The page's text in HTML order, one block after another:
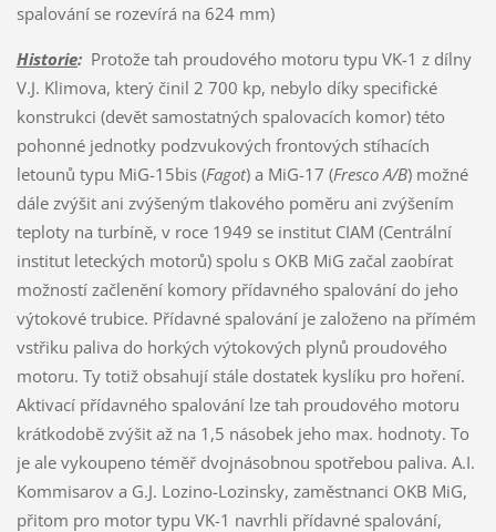
spalování se rozevírá na 624 mm)
Historie:Protože tah proudového motoru typu VK-1 z dílny
V.J. Klimova, který činil 2 700 kp, nebylo díky specifické
konstrukci (devět samostatných spalovacích komor) této
pohonné jednotky podzvukových frontových stíhacích
letounů typu MiG-15bis (Fagot) a MiG-17 (Fresco A/B) možné
dále zvýšit ani zvýšeným tlakového poměru ani zvýšením
teploty na turbíně, v roce 1949 se institut CIAM (Centrální
institut leteckých motorů) spolu s OKB MiG začal zaobírat
možností začlenění komory přídavného spalování do jeho
výtokové trubice. Přídavné spalování je založeno na přímém
vstřiku paliva do horkých výtokových plynů proudového
motoru. Ty totiž obsahují stále dostatek kyslíku pro hoření.
Aktivací přídavného spalování lze tah proudového motoru
krátkodobě zvýšit až na 1,5 násobek jeho max. hodnoty. To
je ale vykoupeno téměř dvojnásobnou spotřebou paliva. A.I.
Kommisarov a G.J. Lozino-Lozinsky, zaměstnanci OKB MiG,
přitom pro motor typu VK-1 navrhli přídavné spalování,